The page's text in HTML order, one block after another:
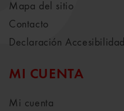
Mapa del sitio
Contacto
Declaración Accesibilidad
MI CUENTA
Mi cuenta